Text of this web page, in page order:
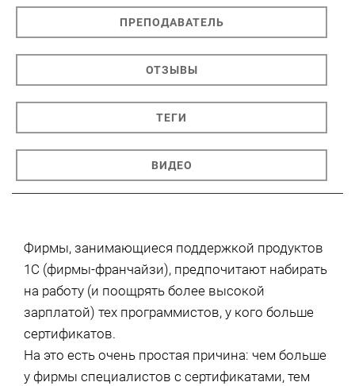
ПРЕПОДАВАТЕЛЬ
ОТЗЫВЫ
ТЕГИ
ВИДЕО
Фирмы, занимающиеся поддержкой продуктов
1С (фирмы-франчайзи), предпочитают набирать
на работу (и поощрять более высокой
зарплатой) тех программистов, у кого больше
сертификатов.
На это есть очень простая причина: чем больше
у фирмы специалистов с сертификатами, тем